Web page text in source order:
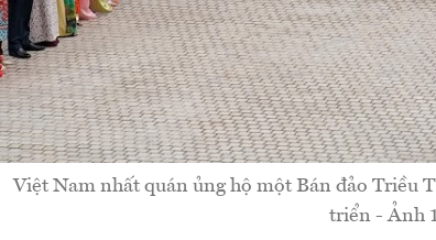
Việt Nam nhất quán ủng hộ một Bán đảo Triều
triển - Ảnh